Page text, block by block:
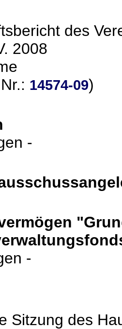
des
2008
14574-09)
-
-
Sitzung des